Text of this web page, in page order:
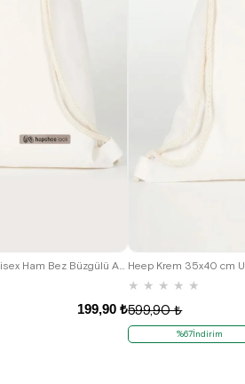
Hapshoe Look Krem 35x40 cm Unisex Ham Bez Büzgülü Ayakkabı Terlik Çantası
199,90 ₺
★ ★ ★ ★ ★
599,90 ₺
%67İndirim